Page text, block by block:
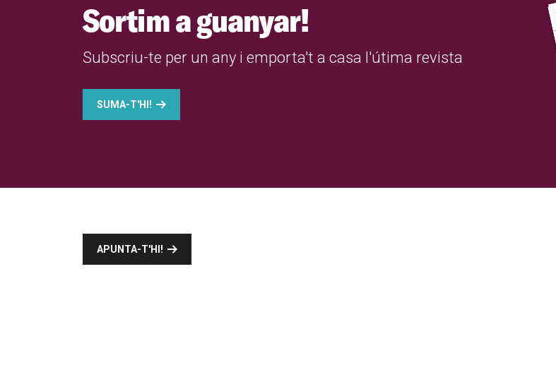
Sortim a guanyar!
Subscriu-te per un any i emporta't a casa l'útima revista
SUMA-T'HI!
APUNTA-T'HI!